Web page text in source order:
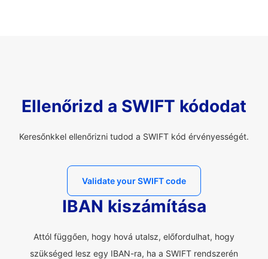
Ellenőrizd a SWIFT kódodat
Keresőnkkel ellenőrizni tudod a SWIFT kód érvényességét.
Validate your SWIFT code
IBAN kiszámítása
Attól függően, hogy hová utalsz, előfordulhat, hogy
szükséged lesz egy IBAN-ra, ha a SWIFT rendszerén